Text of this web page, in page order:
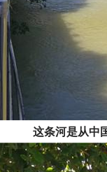
这条河是从中